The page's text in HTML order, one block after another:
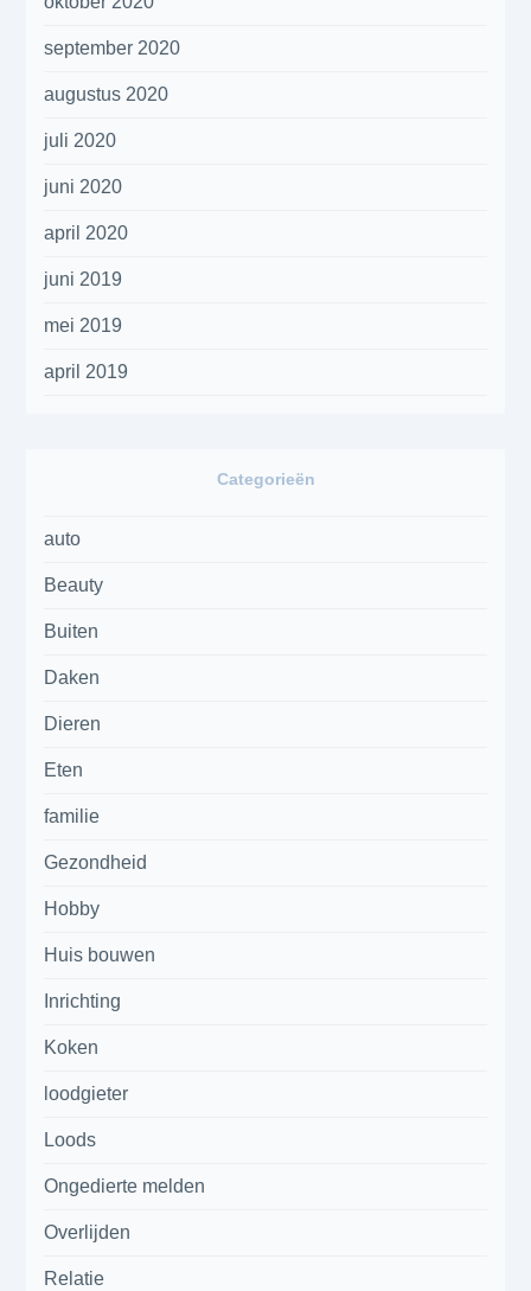
september 2020
augustus 2020
juli 2020
juni 2020
april 2020
juni 2019
mei 2019
april 2019
Categorieën
auto
Beauty
Buiten
Daken
Dieren
Eten
familie
Gezondheid
Hobby
Huis bouwen
Inrichting
Koken
loodgieter
Loods
Ongedierte melden
Overlijden
Relatie